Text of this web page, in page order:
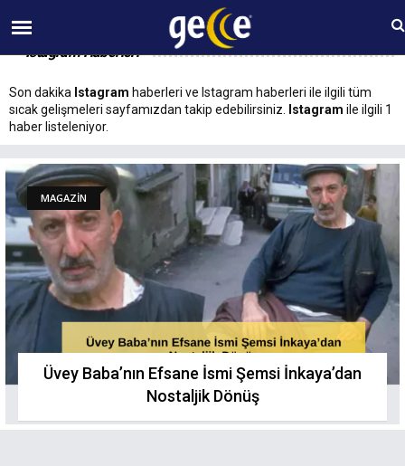
06 AĞUSTOS Perşembe 15:31
Istagram Haberleri
Son dakika Istagram haberleri ve Istagram haberleri ile ilgili tüm
sıcak gelişmeleri sayfamızdan takip edebilirsiniz.
Istagram ile ilgili 1
haber listeleniyor.
MAGAZİN
Üvey Baba’nın Efsane İsmi Şemsi İnkaya’dan
Nostaljik Dönüş